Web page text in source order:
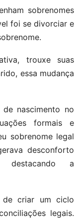
sobrenomes
foi se divorciar e
trouxe suas
essa mudança
nascimento no
formais e
sobrenome legal
desconforto
destacando a
de criar um ciclo
legais.